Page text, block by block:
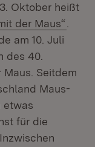
Oktober heißt
der Maus“
am 10. Juli
des 40.
Seitdem
Maus-
etwas
für die